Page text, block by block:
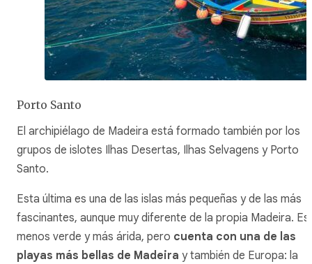
Porto Santo
El archipiélago de Madeira está formado también por los
grupos de islotes Ilhas Desertas, Ilhas Selvagens y Porto
Santo.
Esta última es una de las islas más pequeñas y de las más
fascinantes, aunque muy diferente de la propia Madeira. Es
menos verde y más árida, pero cuenta con una de las
playas más bellas de Madeira y también de Europa: la